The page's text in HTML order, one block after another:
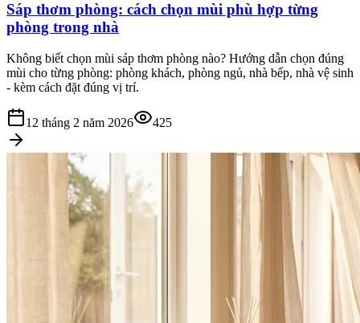
Sáp thơm phòng: cách chọn mùi phù hợp từng
phòng trong nhà
Không biết chọn mùi sáp thơm phòng nào? Hướng dẫn chọn đúng
mùi cho từng phòng: phòng khách, phòng ngủ, nhà bếp, nhà vệ sinh
- kèm cách đặt đúng vị trí.
12 tháng 2 năm 2026 425